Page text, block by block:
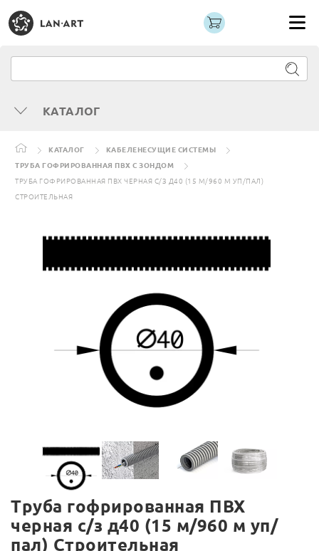
КАТАЛОГ
КАТАЛОГ
КАБЕЛЕНЕСУЩИЕ СИСТЕМЫ
ТРУБА ГОФРИРОВАННАЯ ПВХ С ЗОНДОМ
ТРУБА ГОФРИРОВАННАЯ ПВХ ЧЕРНАЯ С/З Д40 (15 М/960 М УП/ПАЛ)
СТРОИТЕЛЬНАЯ
Труба гофрированная ПВХ
черная с/з д40 (15 м/960 м уп/
пал) Строительная